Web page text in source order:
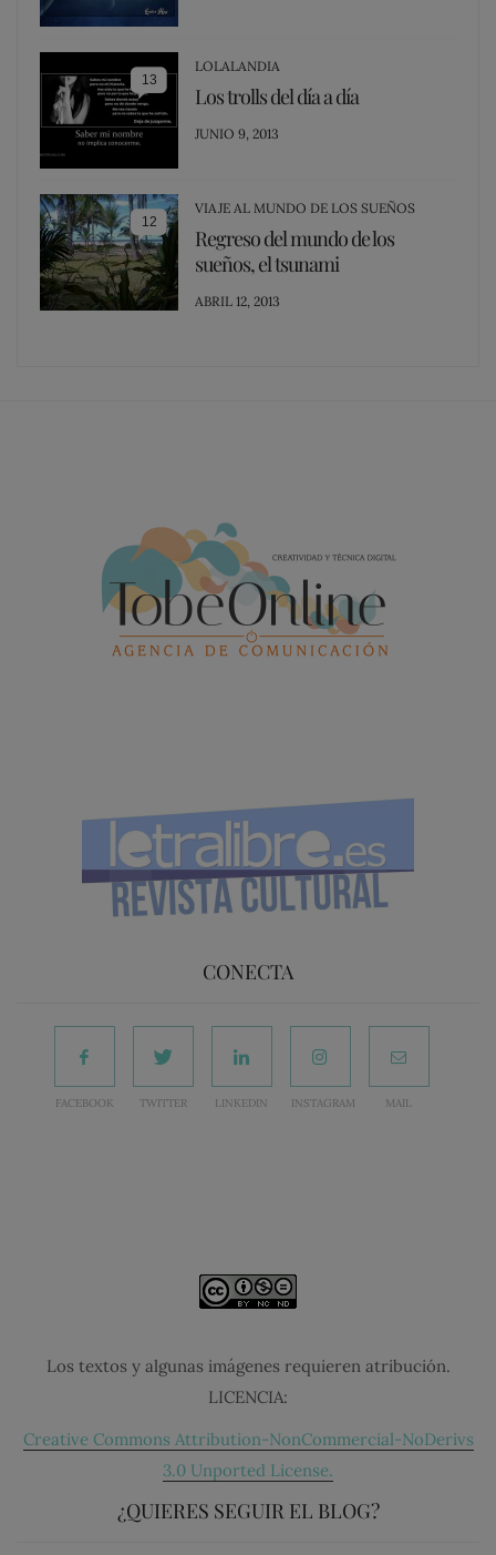
13
LOLALANDIA
Los trolls del día a día
POSTED
JUNIO 9, 2013
12
VIAJE AL MUNDO DE LOS SUEÑOS
Regreso del mundo de los
sueños, el tsunami
POSTED
ABRIL 12, 2013
CONECTA
FACEBOOK TWITTER LINKEDIN INSTAGRAM MAIL
Los textos y algunas imágenes requieren atribución.
LICENCIA:
Creative Commons Attribution-NonCommercial-NoDerivs
3.0 Unported License.
¿QUIERES SEGUIR EL BLOG?